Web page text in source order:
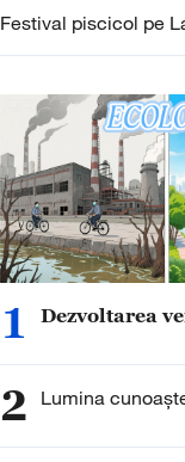
Festival piscicol pe
1 Dezvoltarea
2 Lumina